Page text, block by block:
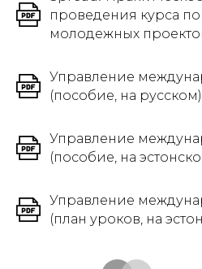
проведения курса
молодежных
Управление
(пособие, на русском)
Управление
(пособие, на
Управление
(план уроков, на